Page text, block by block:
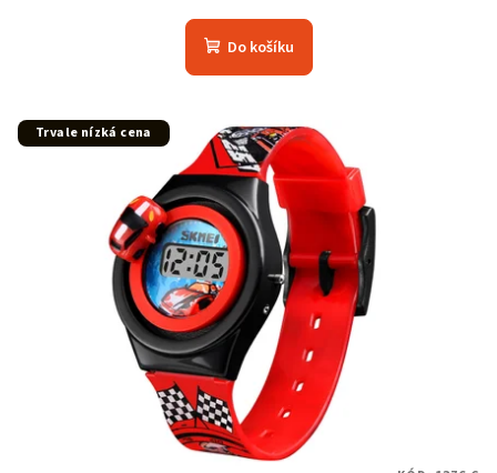
hodnocení
produktu
5
hvězdiček.
Do košíku
Trvale nízká cena